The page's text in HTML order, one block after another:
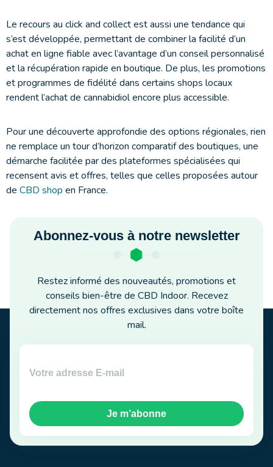
Le recours au click and collect est aussi une tendance qui
s’est développée, permettant de combiner la facilité d’un
achat en ligne fiable avec l’avantage d’un conseil personnalisé
et la récupération rapide en boutique. De plus, les promotions
et programmes de fidélité dans certains shops locaux
rendent l’achat de cannabidiol encore plus accessible.
Pour une découverte approfondie des options régionales, rien
ne remplace un tour d’horizon comparatif des boutiques, une
démarche facilitée par des plateformes spécialisées qui
recensent avis et offres, telles que celles proposées autour
de CBD shop en France.
Abonnez-vous à notre newsletter
Restez informé des nouveautés, promotions et
conseils bien-être de CBD Indoor. Recevez
directement nos offres exclusives dans votre boîte
mail.
Je m’abonne